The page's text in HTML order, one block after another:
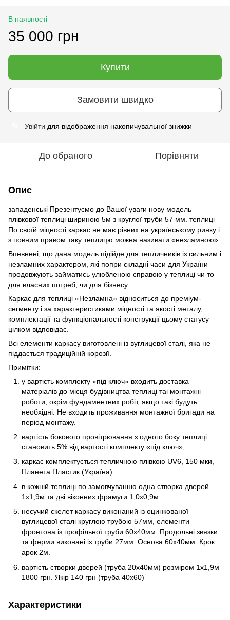
В наявності
35 000 грн
Купити
Замовити швидко
Увійти для відображення накопичувальної знижки
До обраного Порівняти
Опис
западенські Презентуємо до Вашої уваги нову модель
плівкової теплиці шириною 5м з круглої труби 57 мм. теплиці
По своїй міцності каркас не має рівних на українському ринку і
з повним правом таку теплицю можна називати «незламною».
Впевнені, що дана модель підійде для тепличників із сильним і
незламних характером, які попри складні часи для України
продовжують займатись улюбленою справою у теплиці чи то
для власних потреб, чи для бізнесу.
Каркас для теплиці «Незламна» відноситься до преміум-
сегменту і за характеристиками міцності та якості металу,
комплектації та функціональності конструкції цьому статусу
цілком відповідає.
Всі елементи каркасу виготовлені із вуглицевої сталі, яка не
піддається традиційній корозії.
Примітки:
у вартість комплекту «під ключ» входить доставка
матеріалів до місця будівництва теплиці таі монтажні
роботи, окрім фундаментних робіт, якщо такі будуть
необхідні. Не входить проживання монтажної бригади на
період монтажу.
вартість бокового провітрювання з одного боку теплиці
становить 5% від вартості комплекту «під ключ»,
каркас комплектується тепличною плівкою UV6, 150 мки,
Планета Пластик (Україна)
в кожній теплиці по замовчуванню одна створка дверей
1х1,9м та дві віконних фрамуги 1,0х0,9м.
несучий скелет каркасу виконаний із оцинкованої
вуглицевої сталі круглою трубою 57мм, елементи
фронтона із профільної труби 60х40мм. Продольні звязки
та ферми виконані із труби 27мм. Основа 60х40мм. Крок
арок 2м.
вартість створки дверей (труба 20х40мм) розміром 1х1,9м
1800 грн. Якір 140 грн (труба 40х60)
Характеристики